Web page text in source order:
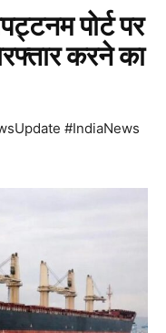
पोर्ट पर
करने का
#IndiaNews